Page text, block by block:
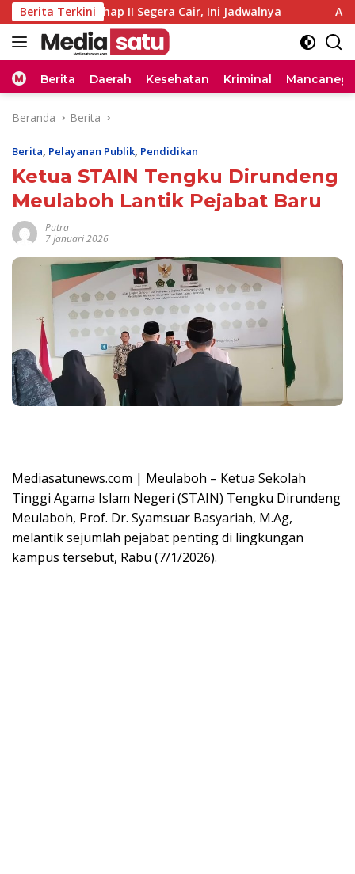
Langsung
ke
konten
Berita Terkini
RA Tahap II Segera Cair, Ini Jadwalnya AIMI Aceh
Home
Berita Daerah Kesehatan Kriminal
Beranda Berita
Berita, Pelayanan Publik, Pendidikan
Ketua STAIN Tengku Dirundeng
Meulaboh Lantik Pejabat Baru
Putra
7 Januari 2026
Mediasatunews.com | Meulaboh – Ketua Sekolah
Tinggi Agama Islam Negeri (STAIN) Tengku Dirundeng
Meulaboh, Prof. Dr. Syamsuar Basyariah, M.Ag,
melantik sejumlah pejabat penting di lingkungan
kampus tersebut, Rabu (7/1/2026).